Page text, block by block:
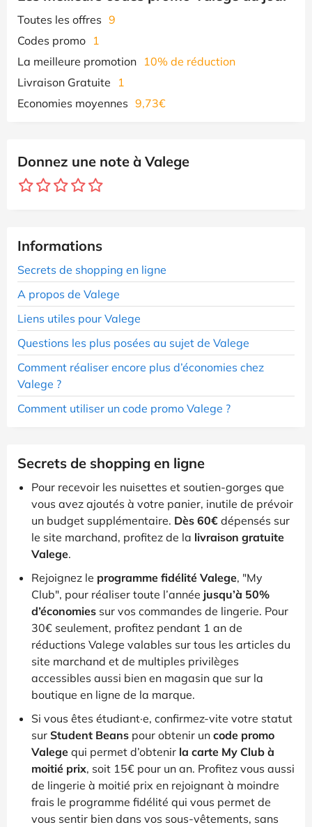
Toutes les offres 9
Codes promo 1
La meilleure promotion 10% de réduction
Livraison Gratuite
1
Economies moyennes 9,73€
Donnez une note à Valege
Informations
Secrets de shopping en ligne
A propos de Valege
Liens utiles pour Valege
Questions les plus posées au sujet de Valege
Comment réaliser encore plus d’économies chez
Valege ?
Comment utiliser un code promo Valege ?
Secrets de shopping en ligne
Pour recevoir les nuisettes et soutien-gorges que
vous avez ajoutés à votre panier, inutile de prévoir
un budget supplémentaire. Dès 60€ dépensés sur
le site marchand, profitez de la livraison gratuite
Valege.
Rejoignez le programme fidélité Valege, "My
Club", pour réaliser toute l’année jusqu’à 50%
d’économies sur vos commandes de lingerie. Pour
30€ seulement, profitez pendant 1 an de
réductions Valege valables sur tous les articles du
site marchand et de multiples privilèges
accessibles aussi bien en magasin que sur la
boutique en ligne de la marque.
Si vous êtes étudiant·e, confirmez-vite votre statut
sur Student Beans pour obtenir un code promo
Valege qui permet d’obtenir la carte My Club à
moitié prix, soit 15€ pour un an. Profitez vous aussi
de lingerie à moitié prix en rejoignant à moindre
frais le programme fidélité qui vous permet de
vous sentir bien dans vos sous-vêtements, sans